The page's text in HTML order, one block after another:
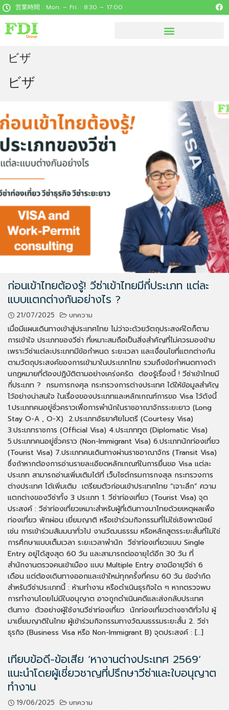
営業時間 : Mon. – Fri. : 8:30 – 17:00
ビザ
ビザ
ก่อนเข้าไทยต้องรู้! วีซ่าเข้าไทยมีกี่ประเภท แต่ละ
แบบแตกต่างกันอย่างไร ?
21/07/2025 บทความ
เมื่อมีแผนเดินทางเข้าสู่ประเทศไทย ไม่ว่าจะด้วยวัตถุประสงค์ใดก็ตาม
การเข้าใจ ประเภทของวีซ่า ที่เหมาะสมถือเป็นสิ่งสำคัญที่ไม่ควรมองข้าม
เพราะวีซ่าแต่ละประเภทมีข้อกำหนด ระยะเวลา และเงื่อนไขที่แตกต่างกัน
ตามวัตถุประสงค์ของการเข้ามาในประเภทไทย รวมถึงข้อกำหนดทางด้า
นกฏหมายที่ต้องปฏิบัติตามอย่างเคร่งครัด ต้องรู้เรื่องนี้ ! วีซ่าเข้าไทยมี
กี่ประเภท ? กรมการกงศุล กระทรวงการต่างประเทศ ได้ให้ข้อมูลสำคัญ
ไว้อย่างน่าสนใจ ในเรื่องของประเภทและหลักเกณฑ์การขอ Visa ไว้ดังนี้
1.ประเภทคนอยู่ชั่วคราวเพื่อการพำนักในราชอาณาจักรระยะยาว (Long
Stay O-A , O-X) 2.ประเภทอัธยาศัยไมตรี (Courtesy Visa)
3.ประเภทราชการ (Official Visa) 4.ประเภททูต (Diplomatic Visa)
5.ประเภทคนอยู่ชั่วคราว (Non-Immigrant Visa) 6.ประเภทนักท่องเที่ยว
(Tourist Visa) 7.ประเภทคนเดินทางผ่านราชอาณาจักร (Transit Visa)
ซึ่งถ้าหากต้องการอ่านรายละเอียดหลักเกณฑ์ในการยื่นขอ Visa แต่ละ
ประเภท สามารถอ่านเพิ่มเติมได้ที่ เว็บไซต์กรมการกงสุล กระทรวงการ
ต่างประเทศ ได้เพิ่มเติม เตรียมตัวก่อนเข้าประเทศไทย “เจาะลึก” ความ
แตกต่างของวีซ่าทั้ง 3 ประเภท 1. วีซ่าท่องเที่ยว (Tourist Visa) จุด
ประสงค์ : วีซ่าท่องเที่ยวเหมาะสำหรับผู้ที่เดินทางมาไทยด้วยเหตุผลเพื่อ
ท่องเที่ยว พักผ่อน เยี่ยมญาติ หรือเข้าร่วมกิจกรรมที่ไม่ใช่เชิงพาณิชย์
เช่น การเข้าร่วมสัมมนาทั่วไป งานวัฒนธรรม หรือหลักสูตรระยะสั้นที่ไม่ใช่
การศึกษาแบบเต็มเวลา ระยะเวลาพำนัก วีซ่าท่องเที่ยวแบบ Single
Entry อยู่ได้สูงสุด 60 วัน และสามารถต่ออายุได้อีก 30 วัน ที่
สำนักงานตรวจคนเข้าเมือง แบบ Multiple Entry อาจมีอายุวีซ่า 6
เดือน แต่ต้องเดินทางออกและเข้าใหม่ทุกครั้งที่ครบ 60 วัน ข้อจำกัด
สำหรับวีซ่าประเภทนี้ : ห้ามทำงาน หรือดำเนินธุรกิจใด ๆ หากตรวจพบ
การทำงานโดยไม่มีใบอนุญาต อาจถูกดำเนินคดีและส่งกลับประเทศ
ต้นทาง ตัวอย่างผู้ใช้งานวีซ่าท่องเที่ยว นักท่องเที่ยวต่างชาติทั่วไป ผู้
มาเยี่ยมญาติในไทย ผู้เข้าร่วมกิจกรรมทางวัฒนธรรมระยะสั้น 2. วีซ่า
ธุรกิจ (Business Visa หรือ Non-Immigrant B) จุดประสงค์ : […]
เทียบข้อดี-ข้อเสีย ‘หางานต่างประเทศ 2569‘
แนะนำโดยผู้เชี่ยวชาญที่ปรึกษาวีซ่าและใบอนุญาต
ทำงาน
19/06/2025 บทความ